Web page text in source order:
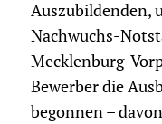
Auszubildenden,
Nachwuchs-
Mecklenburg-
Bewerber die
begonnen –